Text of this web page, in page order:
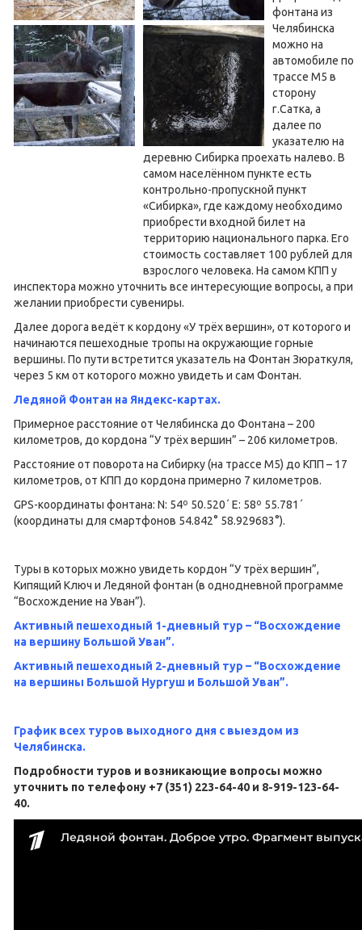
фонтана из
Челябинска
можно на
автомобиле по
трассе М5 в
сторону
г.Сатка, а
далее по
указателю на
деревню Сибирка проехать налево. В
самом населённом пункте есть
контрольно-пропускной пункт
«Сибирка», где каждому необходимо
приобрести входной билет на
территорию национального парка. Его
стоимость составляет 100 рублей для
взрослого человека. На самом КПП у
инспектора можно уточнить все интересующие вопросы, а при
желании приобрести сувениры.
Далее дорога ведёт к кордону «У трёх вершин», от которого и
начинаются пешеходные тропы на окружающие горные
вершины. По пути встретится указатель на Фонтан Зюраткуля,
через 5 км от которого можно увидеть и сам Фонтан.
Ледяной Фонтан на Яндекс-картах.
Примерное расстояние от Челябинска до Фонтана – 200
километров, до кордона “У трёх вершин” – 206 километров.
Расстояние от поворота на Сибирку (на трассе М5) до КПП – 17
километров, от КПП до кордона примерно 7 километров.
GPS-координаты фонтана: N: 54º 50.520´ E: 58º 55.781´
(координаты для смартфонов 54.842° 58.929683°).
Туры в которых можно увидеть кордон “У трёх вершин”,
Кипящий Ключ и Ледяной фонтан (в однодневной программе
“Восхождение на Уван”).
Активный пешеходный 1-дневный тур – “Восхождение
на вершину Большой Уван”.
Активный пешеходный 2-дневный тур – “Восхождение
на вершины Большой Нургуш и Большой Уван”.
График всех туров выходного дня с выездом из
Челябинска.
Подробности туров и возникающие вопросы можно
уточнить по телефону +7 (351) 223-64-40 и 8-919-123-64-
40.